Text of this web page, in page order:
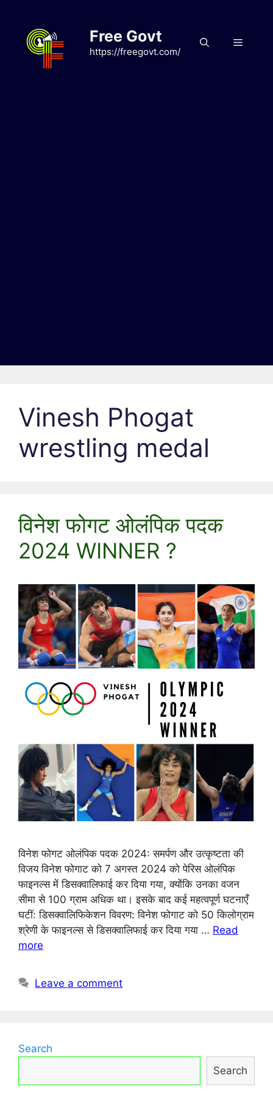
content
Free Govt
https://freegovt.com/
Menu
Vinesh Phogat
wrestling medal
विनेश फोगट ओलंपिक पदक
2024 WINNER ?
विनेश फोगट ओलंपिक पदक 2024: समर्पण और उत्कृष्टता की
विजय विनेश फोगाट को 7 अगस्त 2024 को पेरिस ओलंपिक
फाइनल्स में डिसक्वालिफाई कर दिया गया, क्योंकि उनका वजन
सीमा से 100 ग्राम अधिक था। इसके बाद कई महत्वपूर्ण घटनाएँ
घटीं: डिसक्वालिफिकेशन विवरण: विनेश फोगाट को 50 किलोग्राम
श्रेणी के फाइनल्स से डिसक्वालिफाई कर दिया गया … Read
more
Leave a comment
Search
Search